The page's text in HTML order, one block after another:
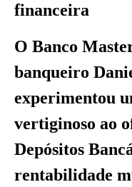
financeira
O Banco
banqueiro
experimentou
vertiginoso ao
Depósitos
rentabilidade